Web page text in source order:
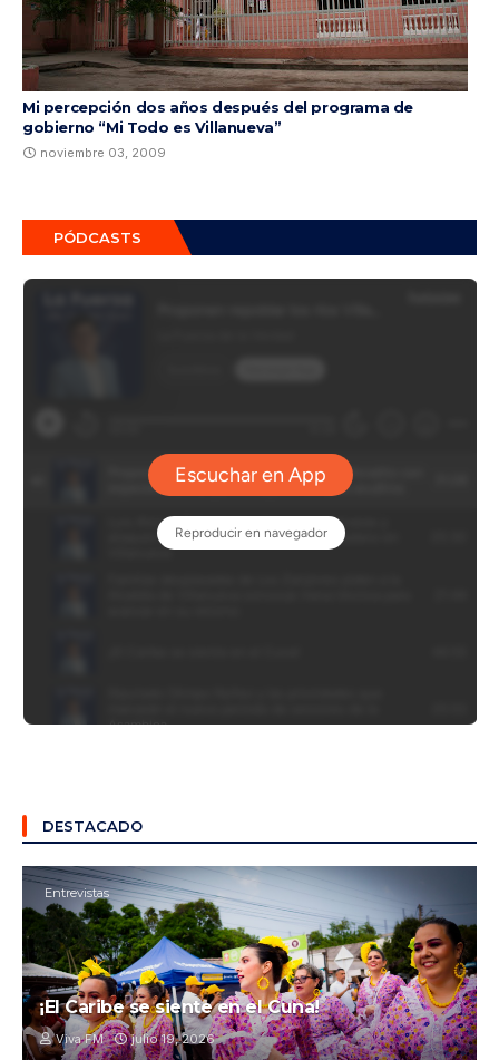
Mi percepción dos años después del programa de
gobierno “Mi Todo es Villanueva”
noviembre 03, 2009
PÓDCASTS
DESTACADO
Entrevistas
¡El Caribe se siente en el Cuna!
Viva FM julio 19, 2026